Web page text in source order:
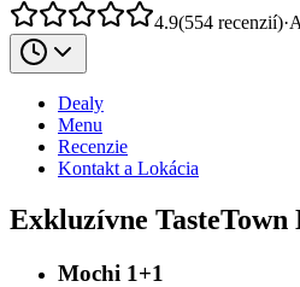
4.9(554 recenzií)·
Dealy
Menu
Recenzie
Kontakt a Lokácia
Exkluzívne TasteTown
Mochi 1+1